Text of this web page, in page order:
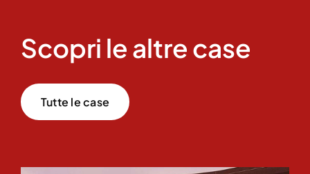
Scopri le altre case
Tutte le case